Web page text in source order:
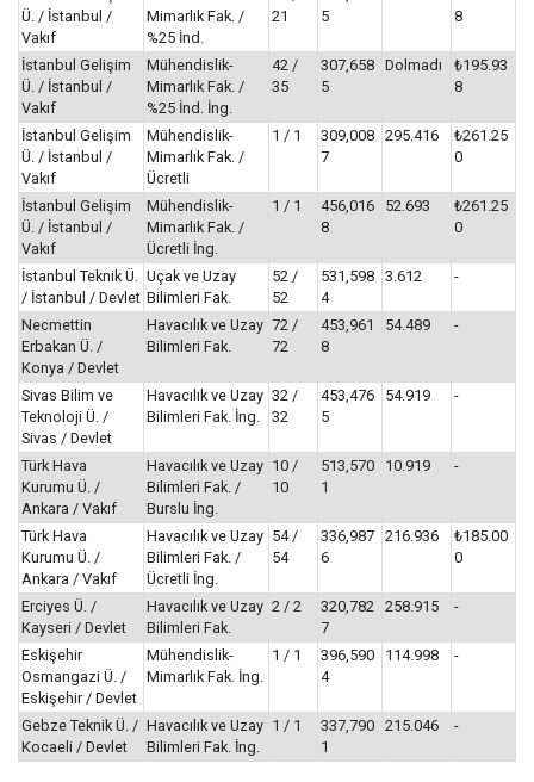
Ü. / İstanbul /
Vakıf
Mimarlık Fak. /
%25 İnd.
21
5
8
İstanbul Gelişim
Ü. / İstanbul /
Vakıf
Mühendislik-
Mimarlık Fak. /
%25 İnd. İng.
42 /
35
307,658
5
Dolmadı
₺195.93
8
İstanbul Gelişim
Ü. / İstanbul /
Vakıf
Mühendislik-
Mimarlık Fak. /
Ücretli
1 / 1
309,008
7
295.416
₺261.25
0
İstanbul Gelişim
Ü. / İstanbul /
Vakıf
Mühendislik-
Mimarlık Fak. /
Ücretli İng.
1 / 1
456,016
8
52.693
₺261.25
0
İstanbul Teknik Ü.
/ İstanbul / Devlet
Uçak ve Uzay
Bilimleri Fak.
52 /
52
531,598
4
3.612 -
Necmettin
Erbakan Ü. /
Konya / Devlet
Havacılık ve Uzay
Bilimleri Fak.
72 /
72
453,961
8
54.489 -
Sivas Bilim ve
Teknoloji Ü. /
Sivas / Devlet
Havacılık ve Uzay
Bilimleri Fak. İng.
32 /
32
453,476
5
54.919 -
Türk Hava
Kurumu Ü. /
Ankara / Vakıf
Havacılık ve Uzay
Bilimleri Fak. /
Burslu İng.
10 /
10
513,570
1
10.919 -
Türk Hava
Kurumu Ü. /
Ankara / Vakıf
Havacılık ve Uzay
Bilimleri Fak. /
Ücretli İng.
54 /
54
336,987
6
216.936
₺185.00
0
Erciyes Ü. /
Kayseri / Devlet
Havacılık ve Uzay
Bilimleri Fak.
2 / 2
320,782
7
258.915 -
Eskişehir
Osmangazi Ü. /
Eskişehir / Devlet
Mühendislik-
Mimarlık Fak. İng.
1 / 1
396,590
4
114.998 -
Gebze Teknik Ü. /
Kocaeli / Devlet
Havacılık ve Uzay
Bilimleri Fak. İng.
1 / 1
337,790
1
215.046 -